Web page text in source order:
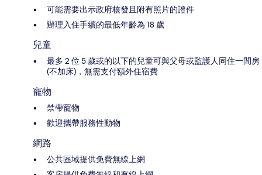
可能需要出示政府核發且附有照片的證件
辦理入住手續的最低年齡為 18 歲
兒童
最多 2 位 5 歲或的以下的兒童可與父母或監護人同住一間房
(不加床)，無需支付額外住宿費
寵物
禁帶寵物
歡迎攜帶服務性動物
網路
公共區域提供免費無線上網